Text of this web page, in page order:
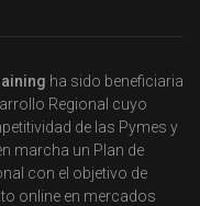
ha sido beneficiaria
Regional cuyo
de las Pymes y
marcha un Plan de
con el objetivo de
online en mercados